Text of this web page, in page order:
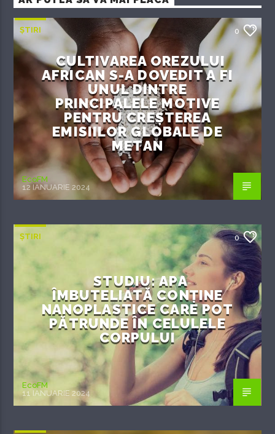
ȘTIRI 0
CULTIVAREA OREZULUI
AFRICAN S-A DOVEDIT A FI
UNUL DINTRE
PRINCIPALELE MOTIVE
PENTRU CREȘTEREA
EMISIILOR GLOBALE DE
METAN
EcoFM
12 IANUARIE 2024
ȘTIRI 0
STUDIU: APA
ÎMBUTELIATĂ CONȚINE
NANOPLASTICE CARE POT
PĂTRUNDE ÎN CELULELE
CORPULUI
EcoFM
11 IANUARIE 2024